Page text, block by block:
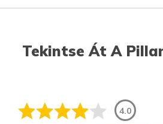
Tekintse Át A
4.0